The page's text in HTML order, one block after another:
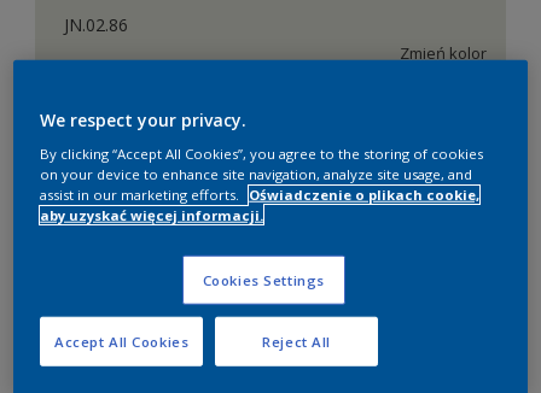
JN.02.86
Zmień kolor
Rozmiar
0,9 litra 2,18 litra 9 litrów
Ilość Kalkulator farby
Dodaj do listy zakupów
We respect your privacy.
By clicking “Accept All Cookies”, you agree to the storing of cookies
on your device to enhance site navigation, analyze site usage, and
assist in our marketing efforts.
Oświadczenie o plikach cookie,
aby uzyskać więcej informacji.
Cookies Settings
Reject All
Accept All Cookies